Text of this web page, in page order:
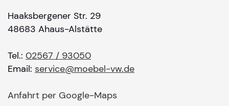
Haaksbergener Str. 29
48683 Ahaus-Alstätte
Tel.: 02567 / 93050
Email: service@moebel-vw.de
Anfahrt per Google-Maps